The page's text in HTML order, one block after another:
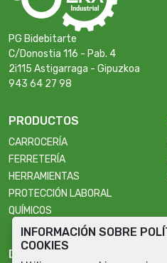
INFORMACIÓN SOBRE
COOKIES
PG Bidebitarte
C/Donostia 116 - Pab. 4
2i115 Astigarraga - Gipuzkoa
943 64 27 98
PRODUCTOS
CARROCERÍA
FERRETERÍA
HERRAMIENTAS
PROTECCIÓN LABORAL
QUÍMICOS
DATOS DE INTERÉS